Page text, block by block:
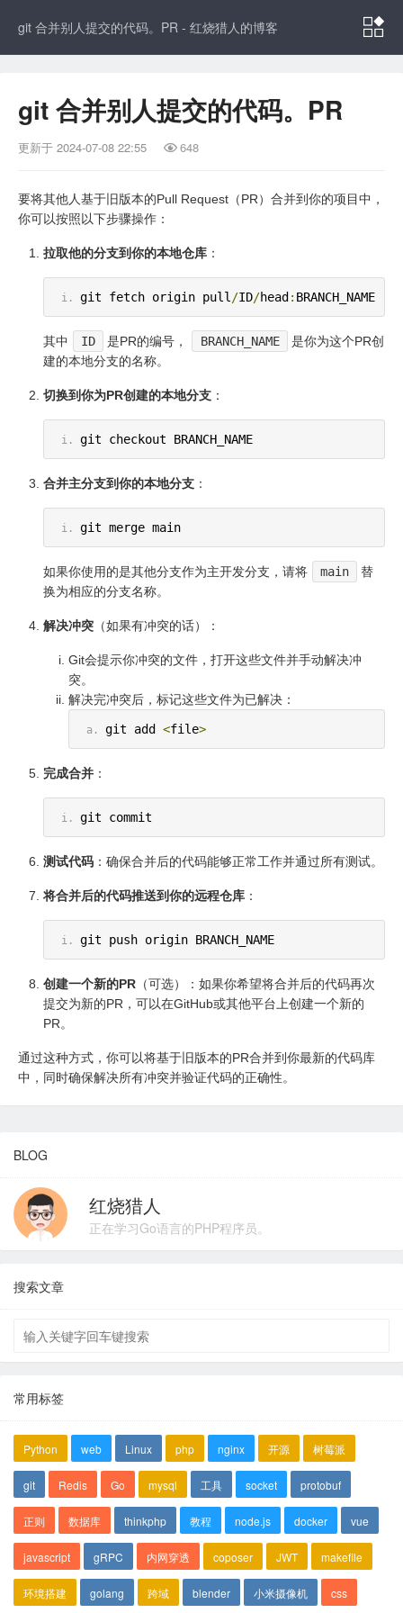
git 合并别人提交的代码。PR - 红烧猎人的博客 
git 合并别人提交的代码。PR
更新于 2024-07-08 22:55  648
要将其他人基于旧版本的Pull Request（PR）合并到你的项目中，
你可以按照以下步骤操作：
拉取他的分支到你的本地仓库 ：
git fetch origin pull /ID/head : BRANCH_NAME
其中 ID 是PR的编号， BRANCH_NAME
是你为这个PR创
建的本地分支的名称。
切换到你为PR创建的本地分支 ：
git checkout BRANCH_NAME
合并主分支到你的本地分支 ：
git merge main
如果你使用的是其他分支作为主开发分支，请将 main
替
换为相应的分支名称。
解决冲突 （如果有冲突的话）：
Git会提示你冲突的文件，打开这些文件并手动解决冲
突。
解决完冲突后，标记这些文件为已解决：
git add <file>
完成合并 ：
git commit
测试代码 ：确保合并后的代码能够正常工作并通过所有测试。
将合并后的代码推送到你的远程仓库 ：
git push origin BRANCH_NAME
创建一个新的PR （可选）：如果你希望将合并后的代码再次
提交为新的PR，可以在GitHub或其他平台上创建一个新的
PR。
通过这种方式，你可以将基于旧版本的PR合并到你最新的代码库
中，同时确保解决所有冲突并验证代码的正确性。
BLOG
红烧猎人
正在学习Go语言的PHP程序员。
搜索文章
常用标签
Python web Linux php nginx 开源 树莓派
git Redis Go mysql 工具 socket protobuf
正则 数据库 thinkphp 教程 node.js docker vue
javascript gRPC 内网穿透 coposer JWT makefile
环境搭建 golang 跨域 blender 小米摄像机 css